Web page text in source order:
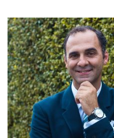
MILITANTE ND